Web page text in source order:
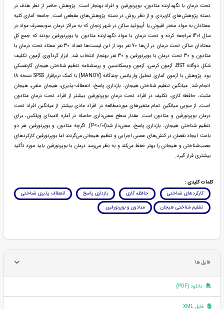
تحت درمان با نگهدارنده متادون، بوپرنورفین و افراد بهنجار است. پژوهش حاضر از نظر هدف در
دسته پژوهش‌های کاربردی و از نظر روش در دسته پژوهش‌های مقطعی است. جامعه آماری کلیه
معتادان به مواد مخدر افیونی یا اُپیوئید ساکن در شهر زنجان که به مراکز درمان سوءمصرف مواد در
سال 1401 مراجعه کرده و تحت درمان با مواد نگهدارنده متادون یا بوپرنورفین بودند که جمع کل
معتادان ساکن تحت درمان در آن‌ها 70 نفر بود از این لیست‌ها تعداد 30 نفر معتاد تحت درمان با
متادون و 30 تحت درمان با بوپرنورفین و 30 نفر بهنجار انتخاب شد. ابزار گردآوری آزمون تکلیف
شکل دوگانه BST، آزمون کرسی، آزمون ویسکانسین و پرسشنامه تنظیم شناختی هیجان گارنفسکی
بود پژوهش با آزمون آماری تحلیل واریانس چندگانه (MANOV) با کمک نرم‌افزار SPSS نسخه 18
انجام شد. میانگین تنظیم شناختی هیجان، بازداری پاسخ، انعطاف-پذیری، هیجان منفی، هیجان
مثبت، حافظه کاری، تکلیف در افراد تحت درمان بوپرنورفین بیشتر از افراد تحت درمان متادون
است، از سویی میانگین تمام متغیرهای موردمطالعه در افراد عادی بیشتر از میانگین افراد تحت
درمان بوپرنورفین و متادون است. مقدار سطح معنی‌داری حاصله در آماره لامبدای ویلکس، برای
تنظیم شناختی هیجان، بازداری پاسخ، معنی‌دار شد‌(‌‌0/01>P). اگرچه متادون و بوپرنورفین هر دو
باعث ایجاد نقصان در کنش‌های عصبی اجرایی و تنظیم هیجانی می‌گردند اما بوپرنورفین کارکردهای
عصب‌شناختی و هیجانی را بهتر حفظ می‌کند و به نظر می‌رسد درمان با بوپرنورفین باید مورد تأکید
بیشتری قرار گیرد.
کلمات کلیدی :
کارکردهای شناختی
حافظه کاری بازداری پاسخ
انعطاف پذیری شناختی
تنظیم شناختی هیجان
متادون و بوپرنورفین.
فایل ها
دانلود (PDF)
فایل XML